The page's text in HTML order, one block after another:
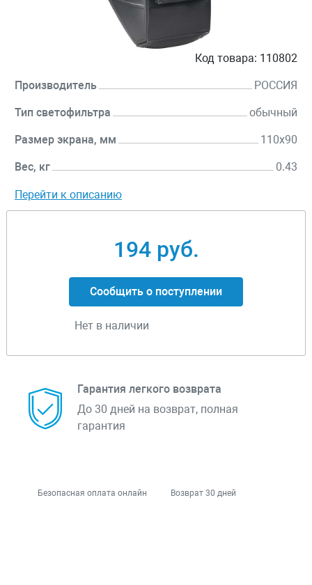
Код товара: 110802
Производитель РОССИЯ
Тип светофильтра обычный
Размер экрана, мм 110x90
Вес, кг 0.43
Перейти к описанию
194 руб.
Сообщить о поступлении
Нет в наличии
Гарантия легкого возврата
До 30 дней на возврат, полная
гарантия
Безопасная оплата онлайн Возврат 30 дней